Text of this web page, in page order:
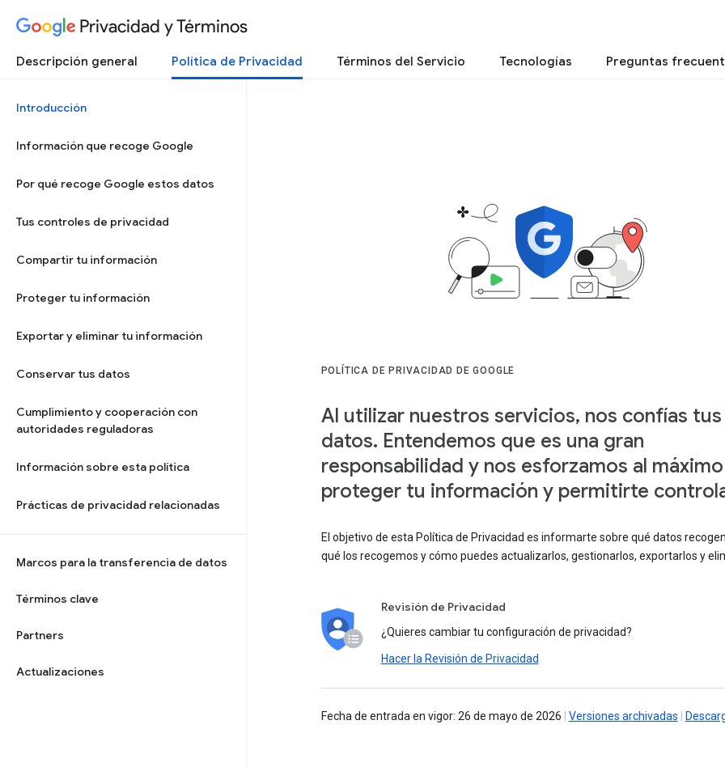
Privacidad y Términos
Descripción general Política de Privacidad Términos del Servicio Tecnologías Preguntas
Introducción
Información que recoge Google
Por qué recoge Google estos datos
Tus controles de privacidad
Compartir tu información
Proteger tu información
Exportar y eliminar tu información
Conservar tus datos
Cumplimiento y cooperación con
autoridades reguladoras
Información sobre esta política
Prácticas de privacidad relacionadas
Marcos para la transferencia de datos
Términos clave
Partners
Actualizaciones
POLÍTICA DE PRIVACIDAD DE GOOGLE
Al utilizar nuestros servicios, nos confías tus
datos. Entendemos que es una gran
responsabilidad y nos esforzamos al
proteger tu información y permitirte
El objetivo de esta Política de Privacidad es informarte sobre qué datos
qué los recogemos y cómo puedes actualizarlos, gestionarlos, exportarlos y
Revisión de Privacidad
¿Quieres cambiar tu configuración de privacidad?
Hacer la Revisión de Privacidad
Fecha de entrada en vigor: 26 de mayo de 2026 Versiones archivadas